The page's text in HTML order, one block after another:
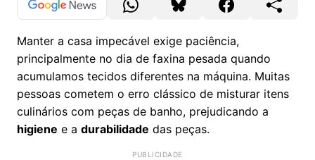
Manter a casa impecável exige paciência,
principalmente no dia de faxina pesada quando
acumulamos tecidos diferentes na máquina. Muitas
pessoas cometem o erro clássico de misturar itens
culinários com peças de banho, prejudicando a
higiene e a durabilidade das peças.